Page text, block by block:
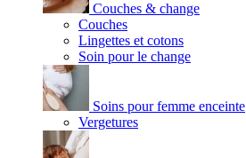
Couches & change
Couches
Lingettes et cotons
Soin pour le change
Soins pour femme enceinte
Vergetures